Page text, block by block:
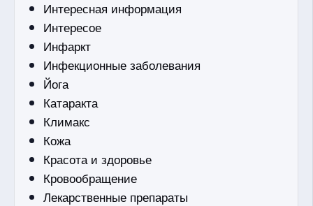
Интересная информация
Интересое
Инфаркт
Инфекционные заболевания
Йога
Катаракта
Климакс
Кожа
Красота и здоровье
Кровообращение
Лекарственные препараты